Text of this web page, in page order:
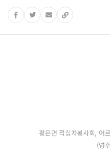
평은면 적십자봉사회, 어
(영